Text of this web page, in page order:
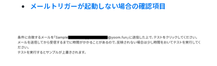
メールトリガーが起動しない場合の確認項目